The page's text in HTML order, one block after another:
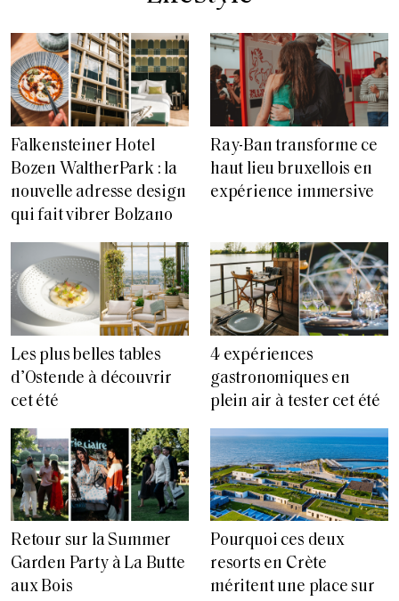
Falkensteiner Hotel
Bozen WaltherPark : la
nouvelle adresse design
qui fait vibrer Bolzano
Ray-Ban transforme ce
haut lieu bruxellois en
expérience immersive
Les plus belles tables
d’Ostende à découvrir
cet été
4 expériences
gastronomiques en
plein air à tester cet été
Retour sur la Summer
Garden Party à La Butte
aux Bois
Pourquoi ces deux
resorts en Crète
méritent une place sur